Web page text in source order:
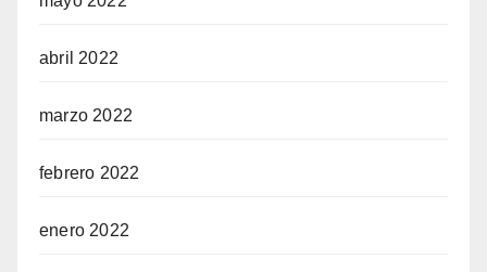
abril 2022
marzo 2022
febrero 2022
enero 2022